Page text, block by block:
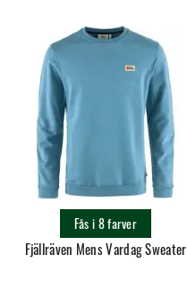
Fjällräven Mens Vardag Sweater
Fås i 8 farver